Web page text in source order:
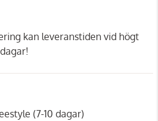
kan leveranstiden vid högt
(7-10 dagar)